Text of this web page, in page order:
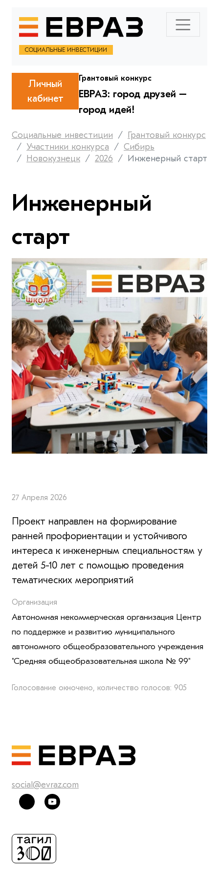
СОЦИАЛЬНЫЕ ИНВЕСТИЦИИ
Личный
кабинет
Грантовый конкурс
ЕВРАЗ: город друзей –
город идей!
Социальные инвестиции
Грантовый конкурс
Участники конкурса
Сибирь
Новокузнецк
2026 Инженерный старт
Инженерный
старт
27 Апреля 2026
Проект направлен на формирование
ранней профориентации и устойчивого
интереса к инженерным специальностям у
детей 5-10 лет с помощью проведения
тематических мероприятий
Организация
Автономная некоммерческая организация Центр
по поддержке и развитию муниципального
автономного общеобразовательного учреждения
"Средняя общеобразовательная школа № 99"
Голосование окночено, количество голосов: 905
social@evraz.com